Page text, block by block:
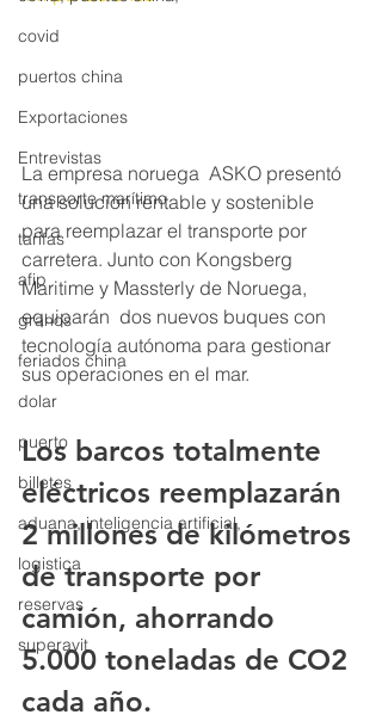
covid
puertos china
Exportaciones
Entrevistas
transporte marítimo
tarifas
afip
granos
feriados china
dolar
puerto
billetes
aduana, inteligencia artificial,
logistica
reservas
superavit
La empresa noruega  ASKO presentó
una solución rentable y sostenible
para reemplazar el transporte por
carretera. Junto con Kongsberg
Maritime y Massterly de Noruega,
equiparán  dos nuevos buques con
tecnología autónoma para gestionar
sus operaciones en el mar.
Los barcos totalmente
eléctricos reemplazarán
2 millones de kilómetros
de transporte por
camión, ahorrando
5.000 toneladas de CO2
cada año.